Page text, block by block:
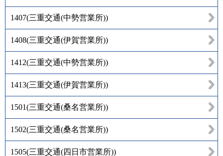
1407(三重交通(中勢営業所))
1408(三重交通(伊賀営業所))
1412(三重交通(中勢営業所))
1413(三重交通(伊賀営業所))
1501(三重交通(桑名営業所))
1502(三重交通(桑名営業所))
1505(三重交通(四日市営業所))